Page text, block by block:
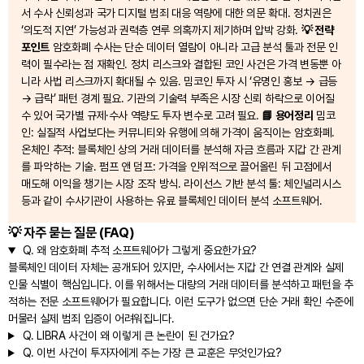
서 수사 신뢰성과 국가 디지털 범죄 대응 역량에 대한 의문 확대. 정치권은
‘의도적 지연’ 가능성과 권력층 연루 의혹까지 제기하며 압박 강화. 💡 전략
포인트암호화폐 수사는 단순 데이터 열람이 아니라 고급 분석 툴과 전문 인
력이 필수라는 점 재확인. 정치 리스크와 결합된 코인 사건은 가격 변동뿐 아
니라 사법 리스크까지 확대될 수 있음. 밈코인 투자 시 ‘유명인 홍보 → 급등
→ 급락’ 패턴 경계 필요. 기관의 기술력 부족은 시장 신뢰 하락으로 이어질
수 있어 국가별 규제·수사 역량도 투자 변수로 고려 필요. 📘 용어정리 밈코
인: 실질적 사업보다는 커뮤니티와 유행에 의해 가격이 움직이는 암호화폐.
온체인 추적: 블록체인 상의 거래 데이터를 분석해 자금 흐름과 지갑 간 관계
를 파악하는 기술. 펌프 앤 덤프: 가격을 인위적으로 끌어올린 뒤 고점에서
매도해 이익을 챙기는 시장 조작 방식. 라이선스 기반 분석 툴: 체인널리시스
등과 같이 수사기관이 사용하는 유료 블록체인 데이터 분석 소프트웨어.
💡 자주 묻는 질문 (FAQ)
Q. 왜 암호화폐 추적 소프트웨어가 그렇게 중요한가요?
블록체인 데이터 자체는 공개되어 있지만, 수사에서는 지갑 간 연결 관계와 실제
인물 식별이 핵심입니다. 이를 위해서는 대량의 거래 데이터를 분석하고 패턴을 추
적하는 전문 소프트웨어가 필요합니다. 이런 도구가 없으면 단순 거래 확인 수준에
머물러 실제 범죄 입증이 어려워집니다.
Q. LIBRA 사건이 왜 이렇게 큰 논란이 된 건가요?
Q. 이번 사건이 투자자에게 주는 가장 큰 교훈은 무엇인가요?